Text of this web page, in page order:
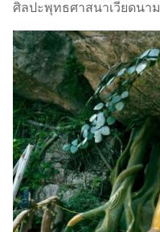
ศิลปะพุทธศาสนาเวียดนาม